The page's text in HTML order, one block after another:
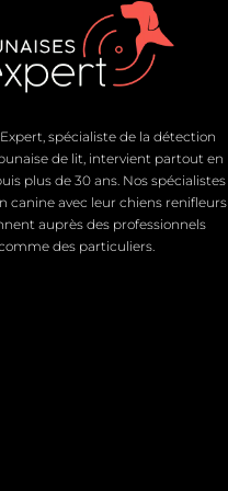
spécialiste de la détection
de lit, intervient partout en
plus de 30 ans. Nos spécialistes
canine avec leur chiens renifleurs
auprès des professionnels
des particuliers.